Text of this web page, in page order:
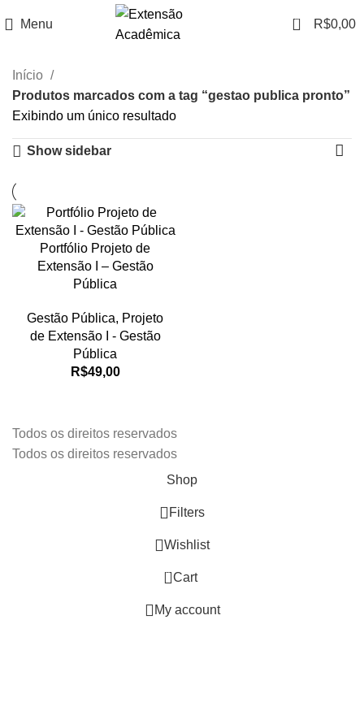
Menu 0 R$0,00
Início
Produtos marcados com a tag “gestao publica pronto”
Exibindo um único resultado
Show sidebar
Portfólio Projeto de
Extensão I – Gestão
Pública
Gestão Pública, Projeto
de Extensão I - Gestão
Pública
R$49,00
Todos os direitos reservados
Todos os direitos reservados
Shop
Filters
Wishlist
0 Cart
My account